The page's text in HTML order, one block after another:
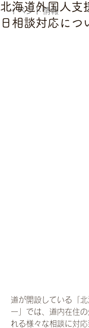
イベント情報
北海道外国人支
日相談対応につ
道が開設している「
ー」では、道内在住
れる様々な相談に対応